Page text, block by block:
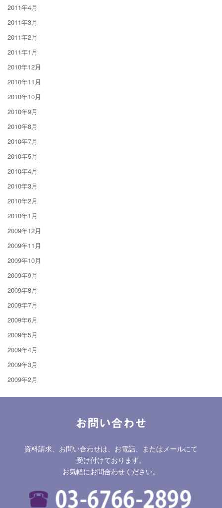
2011年4月
2011年3月
2011年2月
2011年1月
2010年12月
2010年11月
2010年10月
2010年9月
2010年8月
2010年7月
2010年5月
2010年4月
2010年3月
2010年2月
2010年1月
2009年12月
2009年11月
2009年10月
2009年9月
2009年8月
2009年7月
2009年6月
2009年5月
2009年4月
2009年3月
2009年2月
お問い合わせ
資料請求、お問い合わせは、お電話、またはメールにて
受け付けております。
お気軽にお問合わせください。